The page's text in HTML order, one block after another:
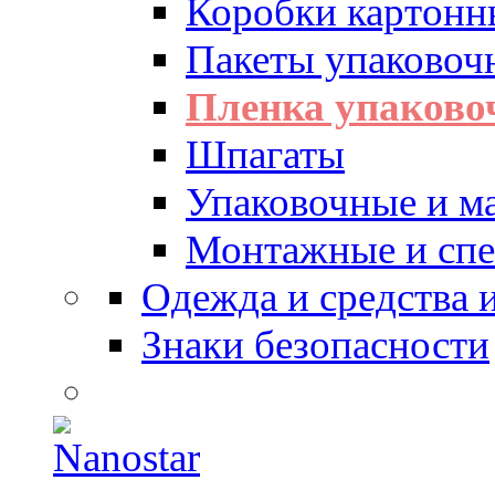
Коробки
Пакеты
Пленка
Шпагаты
Упаковочные и
Монтажные и
Одежда и средства
Знаки безопасности